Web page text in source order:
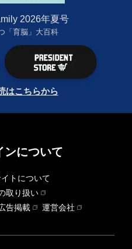
2026年夏号
「育脳」大百科
はこちらから
ンについて
トについて
取り扱い
告掲載
運営会社